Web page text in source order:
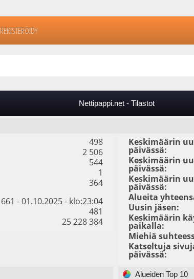
REKISTERÖIDY
Nettipappi.net - Tilastot
498
2 506
544
1
364
661 - 01.10.2025 - klo:23:04
481
25 228 384
Keskimäärin
päivässä:
Keskimäärin
päivässä:
Keskimäärin
päivässä:
Alueita
Uusin jäsen:
Keskimäärin
paikalla:
Miehiä
Katseltuja
päivässä:
Alueiden Top 10